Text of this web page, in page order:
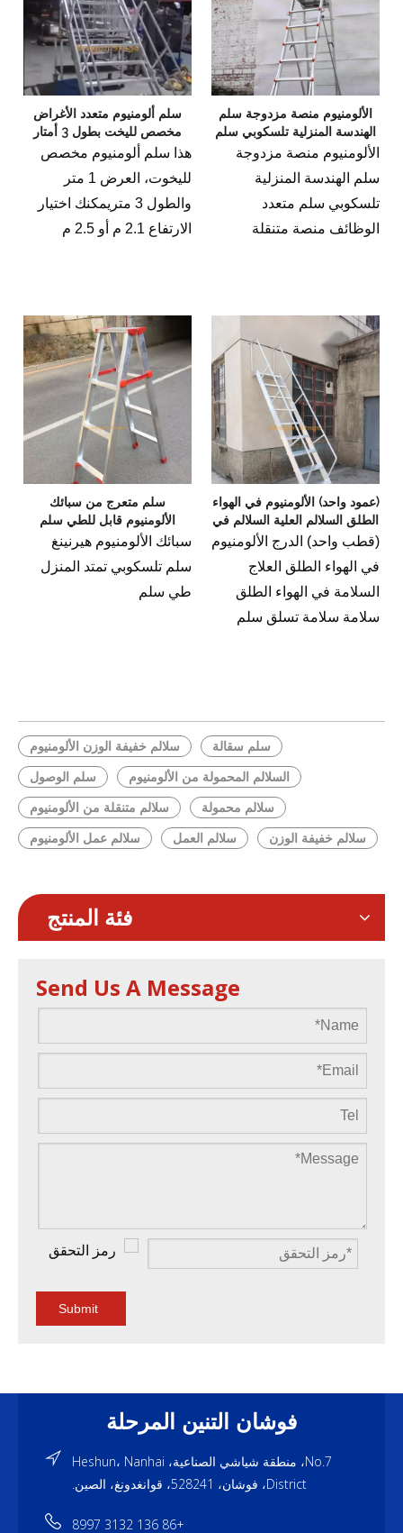
سلم ألومنيوم متعدد الأغراض
مخصص لليخت بطول 3 أمتار
هذا سلم ألومنيوم مخصص
لليخوت، العرض 1 متر
والطول 3 متريمكنك اختيار
الارتفاع 2.1 م أو 2.5 م
الألومنيوم منصة مزدوجة سلم
الهندسة المنزلية تلسكوبي سلم
متعدد الوظائف منصة متنقلة
الألومنيوم منصة مزدوجة
سلم الهندسة المنزلية
تلسكوبي سلم متعدد
الوظائف منصة متنقلة
واسع في ارتفاعات مختلفة
منصة مع جهاز قفل الأمان ،
آمنة وموثوقة
مسند ذراع قابل للطي
بتصميم فريد من نوعه
لسهولة التخزين والتعبئة
تصميم طاولة مضاد للانزلاق
ولوحة حواف إضافية ، عملية
أكثر أمانًا
يعتمد الكل على عملية
التثبيت القياسية الأوروبية ،
ويتعاون مع اللحام عالي
سلم متعرج من سبائك
الألومنيوم قابل للطي سلم
منزلي ممتد
سبائك الألومنيوم هيرنينغ
سلم تلسكوبي تمتد المنزل
طي سلم
(عمود واحد) الألومنيوم في الهواء
الطلق السلالم العلية السلالم في
الهواء الطلق سلامة السلالم
(قطب واحد) الدرج الألومنيوم
في الهواء الطلق العلاج
السلامة في الهواء الطلق
سلامة سلامة تسلق سلم
سلالم خفيفة الوزن الألومنيوم سلم سقالة
سلم الوصول السلالم المحمولة من الألومنيوم
سلالم متنقلة من الألومنيوم سلالم محمولة
سلالم عمل الألومنيوم سلالم العمل سلالم خفيفة الوزن
فئة المنتج
Send Us A Message
Submit
فوشان التنين المرحلة
No.7، منطقة شياشي الصناعية، Heshun، Nanhai
District، فوشان، 528241، قوانغدونغ، الصين.
+86 136 3132 8997